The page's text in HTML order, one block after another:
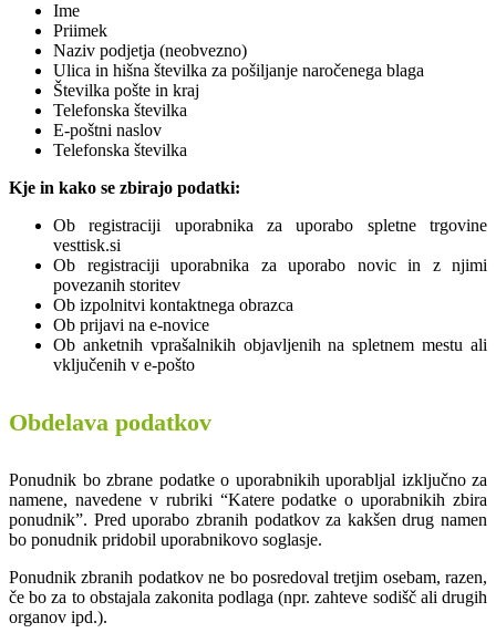
Ime
Priimek
Naziv podjetja (neobvezno)
Ulica in hišna številka za pošiljanje naročenega blaga
Številka pošte in kraj
Telefonska številka
E-poštni naslov
Telefonska številka
Kje in kako se zbirajo podatki:
Ob registraciji uporabnika za uporabo spletne trgovine
vesttisk.si
Ob registraciji uporabnika za uporabo novic in z njimi
povezanih storitev
Ob izpolnitvi kontaktnega obrazca
Ob prijavi na e-novice
Ob anketnih vprašalnikih objavljenih na spletnem mestu ali
vključenih v e-pošto
Obdelava podatkov
Ponudnik bo zbrane podatke o uporabnikih uporabljal izključno za
namene, navedene v rubriki “Katere podatke o uporabnikih zbira
ponudnik”. Pred uporabo zbranih podatkov za kakšen drug namen
bo ponudnik pridobil uporabnikovo soglasje.
Ponudnik zbranih podatkov ne bo posredoval tretjim osebam, razen,
če bo za to obstajala zakonita podlaga (npr. zahteve sodišč ali drugih
organov ipd.).